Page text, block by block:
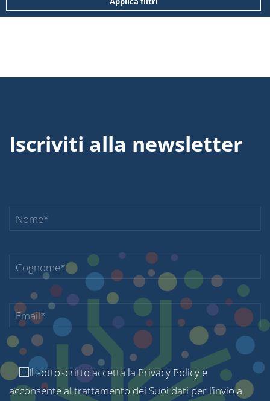
Iscriviti alla newsletter
Il sottoscritto accetta laPrivacy Policy e
acconsente al trattamento dei Suoi dati per l’invio a